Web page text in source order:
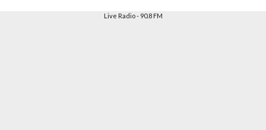
Live Radio - 90.8 FM